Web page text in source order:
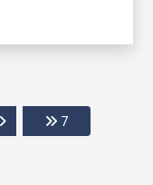
Przejdź do następnej
7Przejdź do